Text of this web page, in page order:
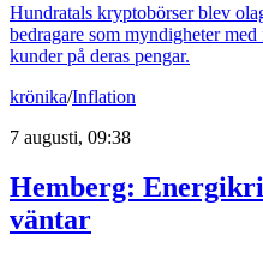
Hundratals kryptobörser blev
bedragare som myndigheter
kunder på deras pengar.
krönika/Inflation
7 augusti, 09:38
Hemberg:
väntar